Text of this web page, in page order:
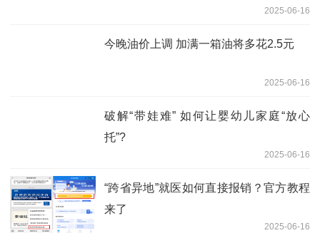
2025-06-16
今晚油价上调 加满一箱油将多花2.5元
2025-06-16
破解“带娃难” 如何让婴幼儿家庭“放心
托”?
2025-06-16
“跨省异地”就医如何直接报销？官方教程
来了
2025-06-16